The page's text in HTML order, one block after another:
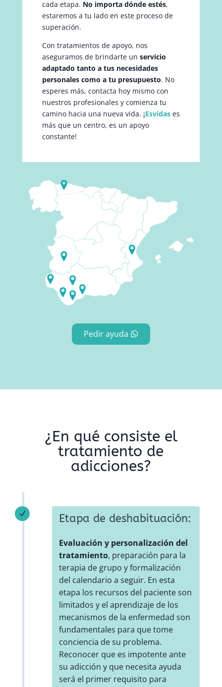
cada etapa. No importa dónde estés,
estaremos a tu lado en este proceso de
superación.
Con tratamientos de apoyo, nos
aseguramos de brindarte un servicio
adaptado tanto a tus necesidades
personales como a tu presupuesto. No
esperes más, contacta hoy mismo con
nuestros profesionales y comienza tu
camino hacia una nueva vida. ¡Esvidas es
más que un centro, es un apoyo
constante!
Pedir ayuda
¿En qué consiste el
tratamiento de
adicciones?
N Etapa de deshabituación:
Evaluación y personalización del
tratamiento, preparación para la
terapia de grupo y formalización
del calendario a seguir. En esta
etapa los recursos del paciente son
limitados y el aprendizaje de los
mecanismos de la enfermedad son
fundamentales para que tome
conciencia de su problema.
Reconocer que es impotente ante
su adicción y que necesita ayuda
será el primer requisito para